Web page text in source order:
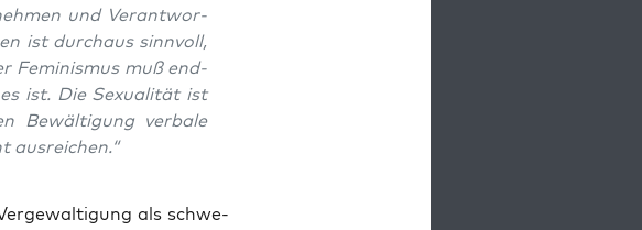
und Ver­ant­wor­
ist durch­aus sinn­voll,
Femi­nis­mus muß end­
ist. Die Sexua­li­tät ist
Bewäl­ti­gung ver­ba­le
ausreichen.“
als schwe­